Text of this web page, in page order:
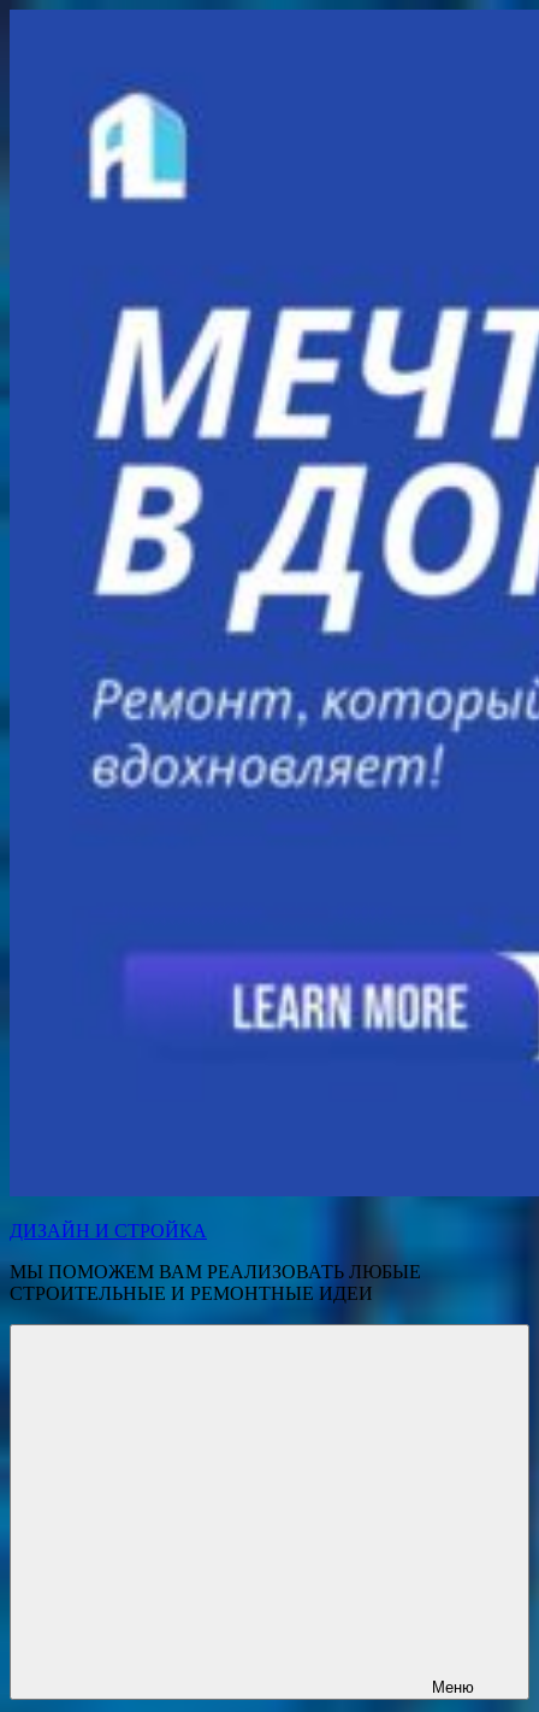
ДИЗАЙН И СТРОЙКА
МЫ ПОМОЖЕМ ВАМ РЕАЛИЗОВАТЬ ЛЮБЫЕ
СТРОИТЕЛЬНЫЕ И РЕМОНТНЫЕ ИДЕИ
Меню